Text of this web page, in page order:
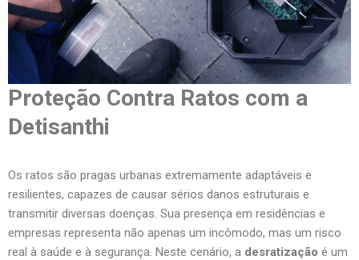
Proteção Contra Ratos com a
Detisanthi
Os ratos são pragas urbanas extremamente adaptáveis e
resilientes, capazes de causar sérios danos estruturais e
transmitir diversas doenças. Sua presença em residências e
empresas representa não apenas um incômodo, mas um risco
real à saúde e à segurança. Neste cenário, a desratização é um